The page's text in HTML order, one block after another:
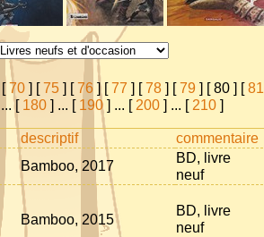
[70 ] [75 ] [76 ] [77 ] [78 ] [79 ] [80 ] [81
...[ 180 ] ... [ 190 ] ... [ 200 ] ... [ 210 ]
descriptif commentaire
Bamboo, 2017
BD, livre
neuf
Bamboo, 2015
BD, livre
neuf